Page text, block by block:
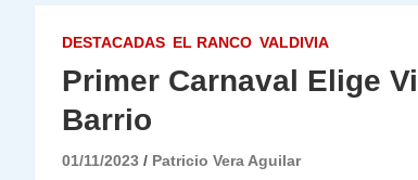
DESTACADAS EL RANCO VALDIVIA
Primer Carnaval Elige
Barrio
01/11/2023 Patricio Vera Aguilar